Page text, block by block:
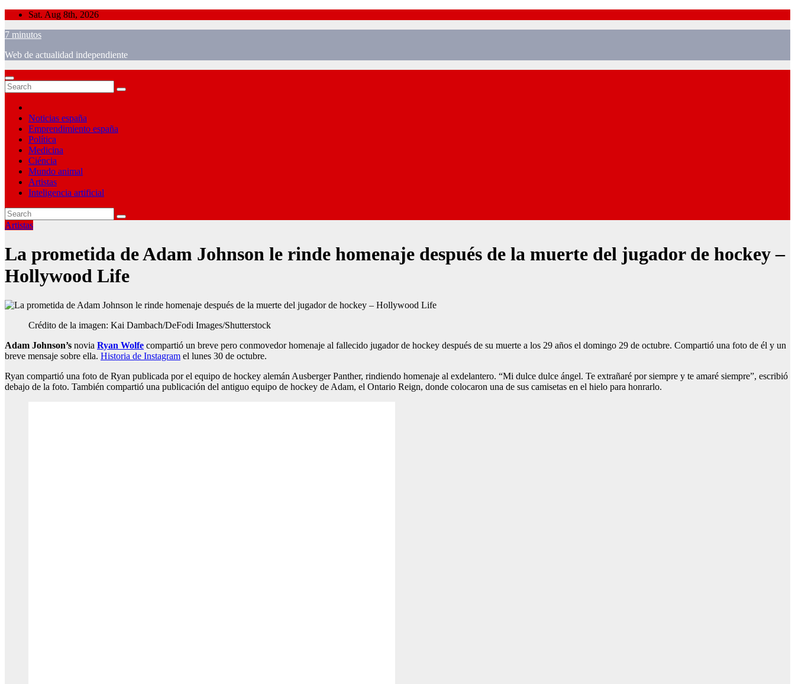
Skip
content
Sat. Aug 8th, 2026
7 minutos
Web de actualidad independiente
Noticias españa
Emprendimiento españa
Política
Medicina
Ciéncia
Mundo animal
Artistas
Inteligencia artificial
Artistas
La prometida de Adam Johnson le rinde homenaje después de la muerte del jugador de hockey –
Hollywood Life
Crédito de la imagen: Kai Dambach/DeFodi Images/Shutterstock
Adam Johnson’s novia Ryan Wolfe compartió un breve pero conmovedor homenaje al fallecido jugador de hockey después de su muerte a los 29 años el domingo 29 de octubre. Compartió una foto de él y un
breve mensaje sobre ella. Historia de Instagram el lunes 30 de octubre.
Ryan compartió una foto de Ryan publicada por el equipo de hockey alemán Ausberger Panther, rindiendo homenaje al exdelantero. “Mi dulce dulce ángel. Te extrañaré por siempre y te amaré siempre”, escribió
debajo de la foto. También compartió una publicación del antiguo equipo de hockey de Adam, el Ontario Reign, donde colocaron una de sus camisetas en el hielo para honrarlo.